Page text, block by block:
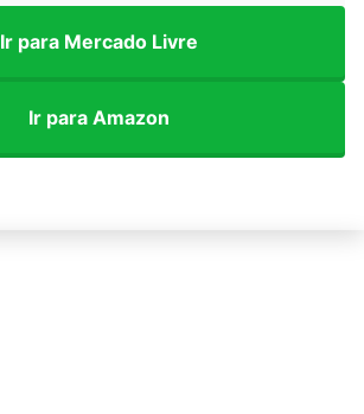
Ir para Mercado Livre
Ir para Amazon